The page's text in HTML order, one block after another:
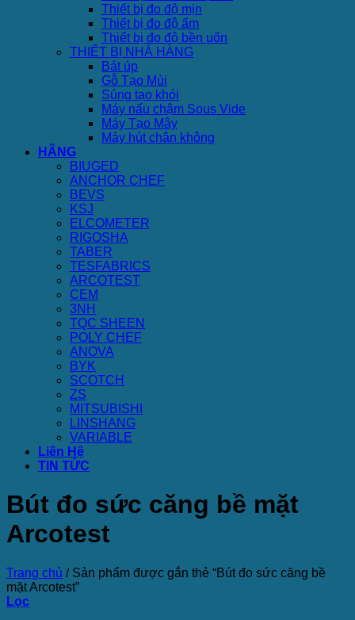
Thiết bị đo độ mịn
Thiết bị đo độ ẩm
Thiết bị đo độ bền uốn
THIẾT BỊ NHÀ HÀNG
Bát úp
Gỗ Tạo Mùi
Súng tạo khói
Máy nấu chậm Sous Vide
Máy Tạo Mây
Máy hút chân không
HÃNG
BIUGED
ANCHOR CHEF
BEVS
KSJ
ELCOMETER
RIGOSHA
TABER
TESFABRICS
ARCOTEST
CEM
3NH
TQC SHEEN
POLY CHEF
ANOVA
BYK
SCOTCH
ZS
MITSUBISHI
LINSHANG
VARIABLE
Liên Hệ
TIN TỨC
Bút đo sức căng bề mặt
Arcotest
Trang chủ /Sản phẩm được gắn thẻ “Bút đo sức căng bề
mặt Arcotest”
Lọc